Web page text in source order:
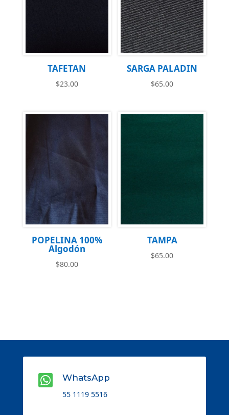
TAFETAN
$23.00
SARGA PALADIN
$65.00
POPELINA 100%
Algodón
$80.00
TAMPA
$65.00
 WhatsApp
55 1119 5516